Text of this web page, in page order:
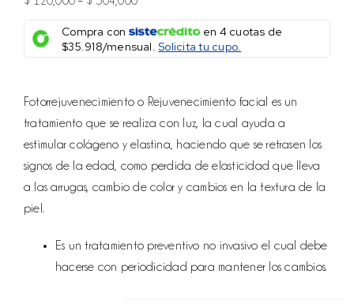
$ 120,000
Compra con en 4 cuotas de
$35.918/mensual.Solicita tu cupo.
Fotorrejuvenecimiento o Rejuvenecimiento facial es un
tratamiento que se realiza con luz, la cual ayuda a
estimular colágeno y elastina, haciendo que se retrasen los
signos de la edad, como perdida de elasticidad que lleva
a las arrugas, cambio de color y cambios en la textura de la
piel.
Es un tratamiento preventivo no invasivo el cual debe
hacerse con periodicidad para mantener los cambios.